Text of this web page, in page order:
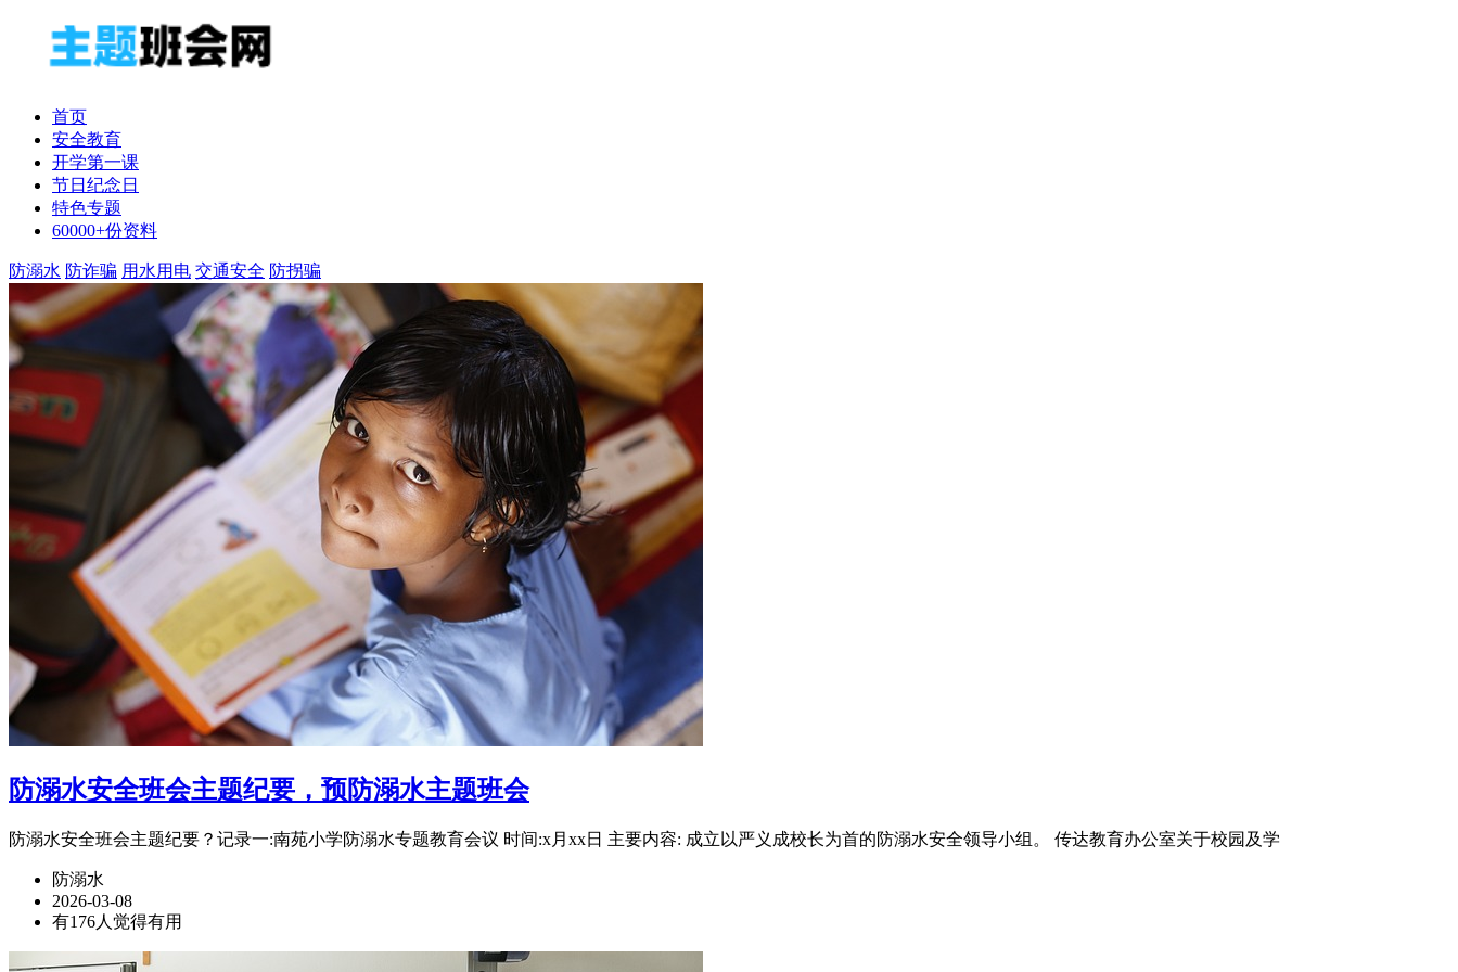
首页
安全教育
开学第一课
节日纪念日
特色专题
60000+份资料
防溺水 防诈骗 用水用电 交通安全 防拐骗
防溺水安全班会主题纪要，预防溺水主题班会
防溺水安全班会主题纪要？记录一:南苑小学防溺水专题教育会议 时间:x月xx日 主要内容: 成立以严义成校长为首的防溺水安全领导小组。 传达教育办公室关于校园及学
防溺水
2026-03-08
有176人觉得有用